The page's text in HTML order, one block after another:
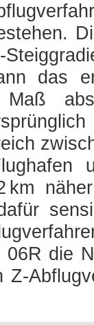
das
Maß
km
06R die